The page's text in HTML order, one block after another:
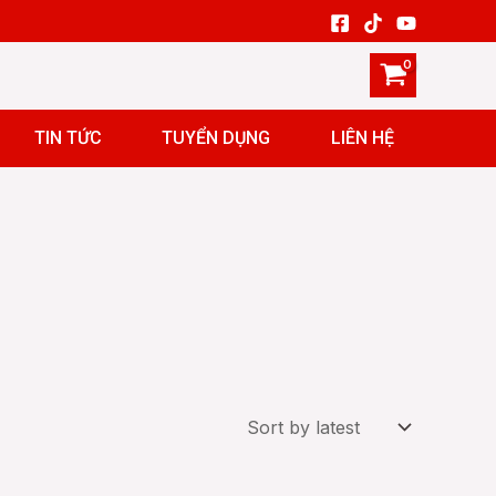
TIN TỨC TUYỂN DỤNG LIÊN HỆ